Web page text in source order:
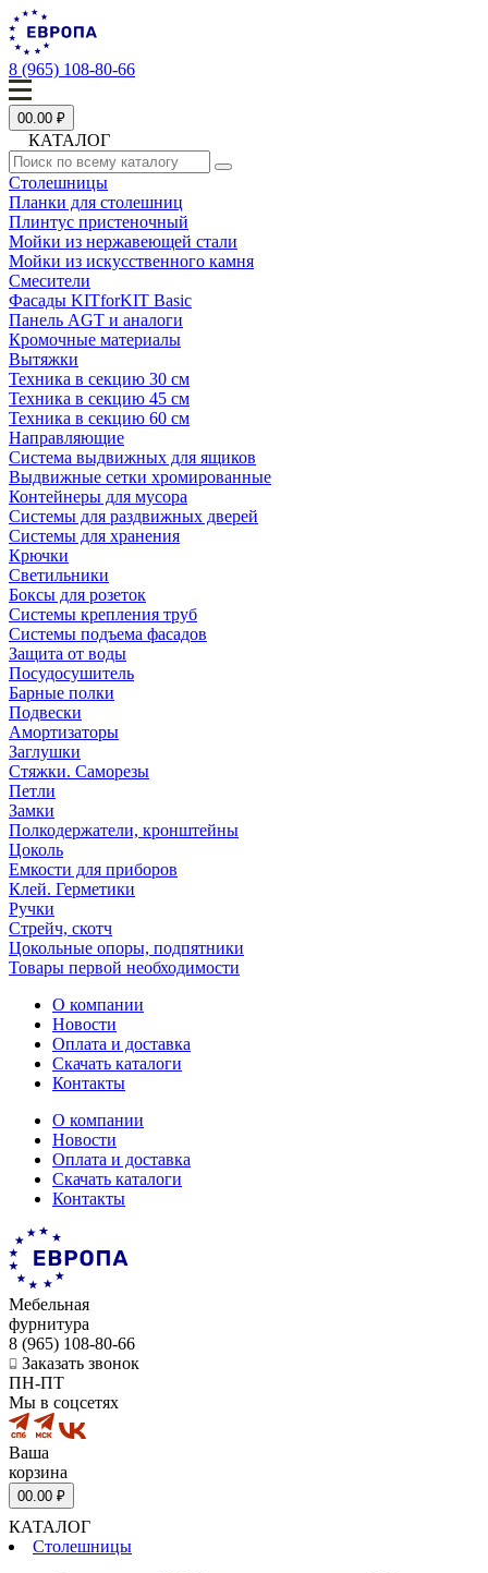
8 (965) 108-80-66
00.00 ₽
КАТАЛОГ
Столешницы
Планки для столешниц
Плинтус пристеночный
Мойки из нержавеющей стали
Мойки из искусственного камня
Смесители
Фасады KITforKIT Basic
Панель AGT и аналоги
Кромочные материалы
Вытяжки
Техника в секцию 30 см
Техника в секцию 45 см
Техника в секцию 60 см
Направляющие
Система выдвижных для ящиков
Выдвижные сетки хромированные
Контейнеры для мусора
Системы для раздвижных дверей
Системы для хранения
Крючки
Светильники
Боксы для розеток
Системы крепления труб
Системы подъема фасадов
Защита от воды
Посудосушитель
Барные полки
Подвески
Амортизаторы
Заглушки
Стяжки. Саморезы
Петли
Замки
Полкодержатели, кронштейны
Цоколь
Емкости для приборов
Клей. Герметики
Ручки
Стрейч, скотч
Цокольные опоры, подпятники
Товары первой необходимости
О компании
Новости
Оплата и доставка
Скачать каталоги
Контакты
О компании
Новости
Оплата и доставка
Скачать каталоги
Контакты
Мебельная
фурнитура
8 (965) 108-80-66
Заказать звонок
ПН-ПТ
Мы в соцсетях
Ваша
корзина
00.00 ₽
КАТАЛОГ
Столешницы